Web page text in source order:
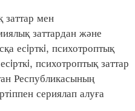
мен
заттардан және
есiрткi, психотроптық
психотроптық заттар
Республикасының
сериялап алуға